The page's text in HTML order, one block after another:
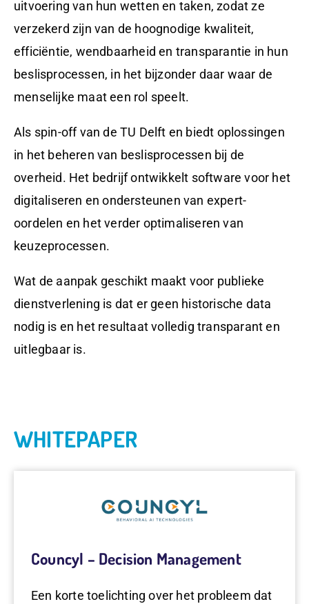
uitvoering van hun wetten en taken, zodat ze
verzekerd zijn van de hoognodige kwaliteit,
efficiëntie, wendbaarheid en transparantie in hun
beslisprocessen, in het bijzonder daar waar de
menselijke maat een rol speelt.
Als spin-off van de TU Delft en biedt oplossingen
in het beheren van beslisprocessen bij de
overheid. Het bedrijf ontwikkelt software voor het
digitaliseren en ondersteunen van expert-
oordelen en het verder optimaliseren van
keuzeprocessen.
Wat de aanpak geschikt maakt voor publieke
dienstverlening is dat er geen historische data
nodig is en het resultaat volledig transparant en
uitlegbaar is.
WHITEPAPER
Councyl – Decision Management
Een korte toelichting over het probleem dat